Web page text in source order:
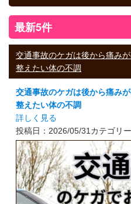
最新5件
交通事故のケガは後から痛み
整えたい体の不調
交通事故のケガは後から痛み
整えたい体の不調
詳しく見る
投稿日：2026/05/31 カテゴリー